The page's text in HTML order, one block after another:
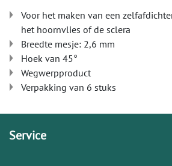
Voor het maken van een
het hoornvlies of de sclera
Breedte mesje: 2,6 mm
Hoek van 45°
Wegwerpproduct
Verpakking van 6 stuks
Service